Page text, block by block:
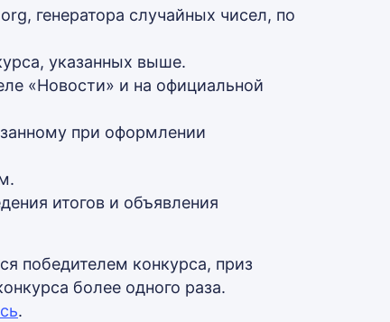
генератора случайных чисел, по
указанных выше.
«Новости» и на официальной
при оформлении
итогов и объявления
победителем конкурса, приз
более одного раза.
.